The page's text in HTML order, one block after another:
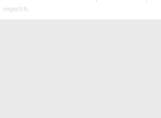
respectifs.